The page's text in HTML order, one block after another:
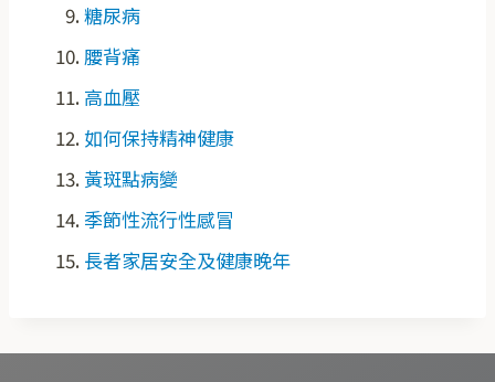
糖尿病
腰背痛
高血壓
如何保持精神健康
黃斑點病變
季節性流行性感冒
長者家居安全及健康晚年